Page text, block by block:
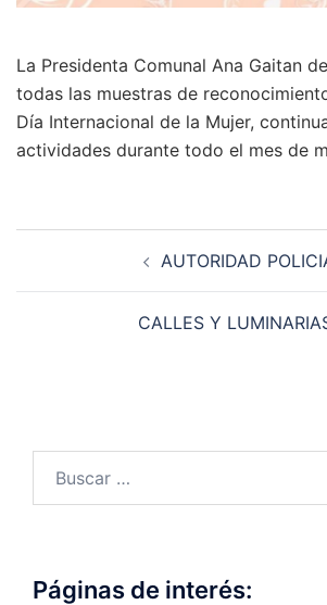
La Presidenta Comunal Ana Gaitan
todas las muestras de
Día Internacional de la Mujer,
actividades durante todo el mes de
AUTORIDAD
CALLES Y
Páginas de interés: